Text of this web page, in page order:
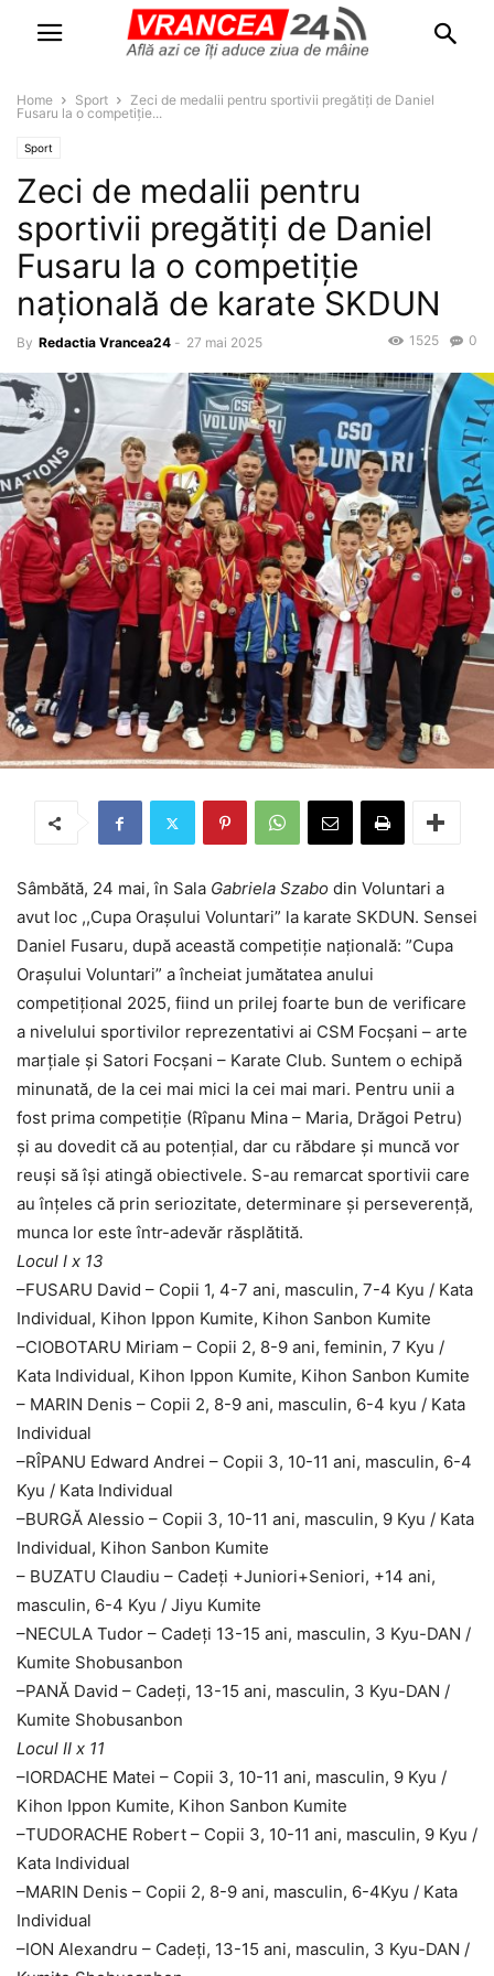
Home Sport
Zeci de medalii pentru sportivii pregătiți de Daniel
Fusaru la o competiție...
Sport
Zeci de medalii pentru
sportivii pregătiți de Daniel
Fusaru la o competiție
națională de karate SKDUN
By Redactia Vrancea24 - 27 mai 2025 0
1525
Sâmbătă, 24 mai, în Sala Gabriela Szabo din Voluntari a
avut loc ,,Cupa Orașului Voluntari” la karate SKDUN. Sensei
Daniel Fusaru, după această competiție națională: ”Cupa
Orașului Voluntari” a încheiat jumătatea anului
competițional 2025, fiind un prilej foarte bun de verificare
a nivelului sportivilor reprezentativi ai CSM Focșani – arte
marțiale și Satori Focșani – Karate Club. Suntem o echipă
minunată, de la cei mai mici la cei mai mari. Pentru unii a
fost prima competiție (Rîpanu Mina – Maria, Drăgoi Petru)
și au dovedit că au potențial, dar cu răbdare și muncă vor
reuși să își atingă obiectivele. S-au remarcat sportivii care
au înțeles că prin seriozitate, determinare și perseverență,
munca lor este într-adevăr răsplătită.
Locul I x 13
–FUSARU David – Copii 1, 4-7 ani, masculin, 7-4 Kyu / Kata
Individual, Kihon Ippon Kumite, Kihon Sanbon Kumite
–CIOBOTARU Miriam – Copii 2, 8-9 ani, feminin, 7 Kyu /
Kata Individual, Kihon Ippon Kumite, Kihon Sanbon Kumite
– MARIN Denis – Copii 2, 8-9 ani, masculin, 6-4 kyu / Kata
Individual
–RÎPANU Edward Andrei – Copii 3, 10-11 ani, masculin, 6-4
Kyu / Kata Individual
–BURGĂ Alessio – Copii 3, 10-11 ani, masculin, 9 Kyu / Kata
Individual, Kihon Sanbon Kumite
– BUZATU Claudiu – Cadeți +Juniori+Seniori, +14 ani,
masculin, 6-4 Kyu / Jiyu Kumite
–NECULA Tudor – Cadeți 13-15 ani, masculin, 3 Kyu-DAN /
Kumite Shobusanbon
–PANĂ David – Cadeți, 13-15 ani, masculin, 3 Kyu-DAN /
Kumite Shobusanbon
Locul II x 11
–IORDACHE Matei – Copii 3, 10-11 ani, masculin, 9 Kyu /
Kihon Ippon Kumite, Kihon Sanbon Kumite
–TUDORACHE Robert – Copii 3, 10-11 ani, masculin, 9 Kyu /
Kata Individual
–MARIN Denis – Copii 2, 8-9 ani, masculin, 6-4Kyu / Kata
Individual
–ION Alexandru – Cadeți, 13-15 ani, masculin, 3 Kyu-DAN /